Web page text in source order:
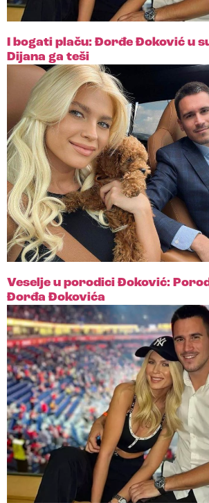
I bogati plaču: Đorđe Đoković u
Dijana ga teši
Veselje u porodici Đoković:
Đorđa Đokovića